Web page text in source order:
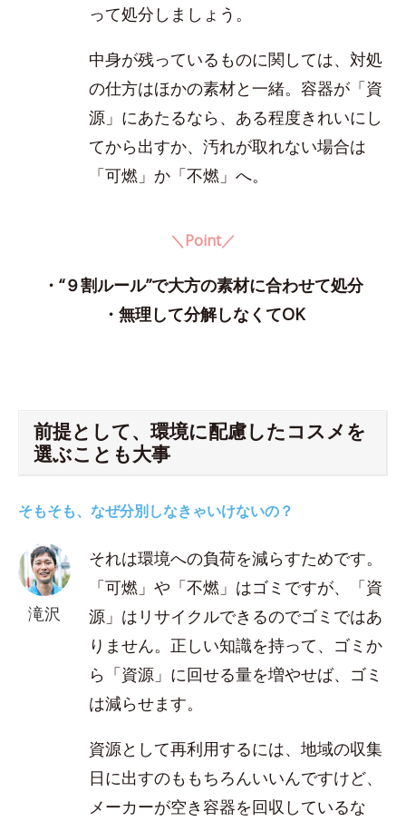
って処分しましょう。
中身が残っているものに関しては、対処
の仕方はほかの素材と一緒。容器が「資
源」にあたるなら、ある程度きれいにし
てから出すか、汚れが取れない場合は
「可燃」か「不燃」へ。
＼Point／
・“９割ルール”で大方の素材に合わせて処分
・無理して分解しなくてOK
前提として、環境に配慮したコスメを
選ぶことも大事
そもそも、なぜ分別しなきゃいけないの？
滝沢
それは環境への負荷を減らすためです。
「可燃」や「不燃」はゴミですが、「資
源」はリサイクルできるのでゴミではあ
りません。正しい知識を持って、ゴミか
ら「資源」に回せる量を増やせば、ゴミ
は減らせます。
資源として再利用するには、地域の収集
日に出すのももちろんいいんですけど、
メーカーが空き容器を回収しているな